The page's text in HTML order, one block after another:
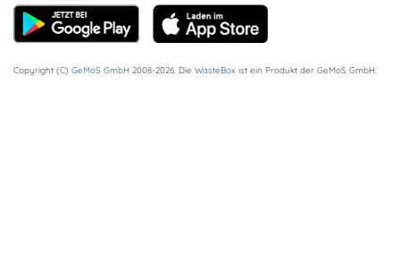
Copyright (C) GeMoS GmbH 2008-2026. Die WasteBox ist ein Produkt der GeMoS GmbH.